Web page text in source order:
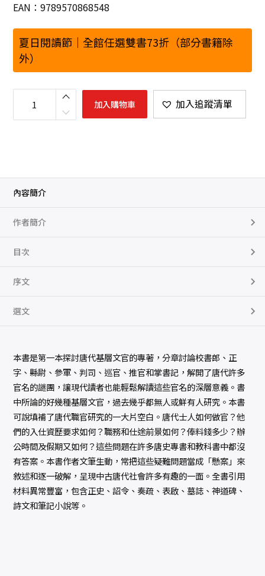
EAN：9789570868548
夏日閱讀節｜全館任選雙書73折（部分書籍除
外）
唐
層
加入購物車 加入追蹤清單
內容簡介
作者簡介
目次
序文
選文
本書是第一本探討唐代基層文官的專著，分章討論校書郎、正
字、縣尉、參軍、判司、巡官、推官和掌書記，解開了唐代許多
官名的謎團，讓現代讀者也能輕鬆解讀這些官名的深層意義。書
中所論的好幾種基層文官，過去幾乎都無人或鮮有人研究。本書
可說填補了唐代職官研究的一大片空白。唐代士人如何做官？他
們的入仕資歷要求如何？職務和仕途前景如何？俸料錢多少？辦
公時間及假期又如何？這些問題在許多唐史專書和教科書中都沒
有答案。本書作者文筆生動，常把這些疑難問題當成「懸案」來
敘述和逐一破解，呈現中古唐代社會許多有趣的一面。全書引用
材料異常豐富，包含正史、詔令、奏疏、表啟、墓誌、神道碑、
詩文和筆記小說等。